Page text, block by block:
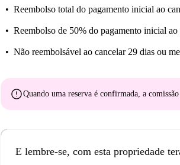
Reembolso total do pagamento inicial ao
Reembolso de 50% do pagamento inicial ao
Não reembolsável ao cancelar 29 dias ou
errorQuando uma reserva é confirmada, a
E lembre-se, com esta propriedade